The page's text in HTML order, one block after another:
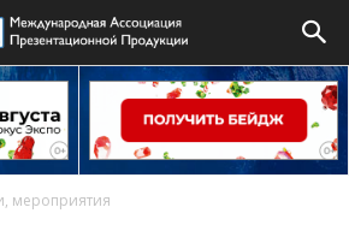
мероприятия